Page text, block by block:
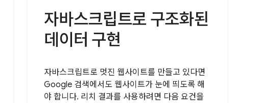
자바스크립트로 구조화된
데이터 구현
자바스크립트로 멋진 웹사이트를 만들고 있다면
Google 검색에서도 웹사이트가 눈에 띄도록 해
야 합니다. 리치 결과를 사용하려면 다음 요건을